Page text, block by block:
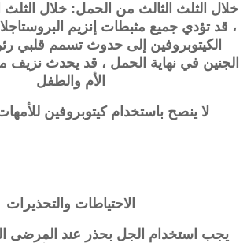
خلال الثلث الثالث من الحمل: خلال
، قد تؤدي جميع مثبطات إنزيم
الكيتوبروفين إلى حدوث تسمم قلبي
الجنين في نهاية الحمل ، قد يحدث
الأم والطفل
لا ينصح باستخدام كيتوبروفين
الاحتياطات والتحذيرات
يجب استخدام الجل بحذر عند المرضى